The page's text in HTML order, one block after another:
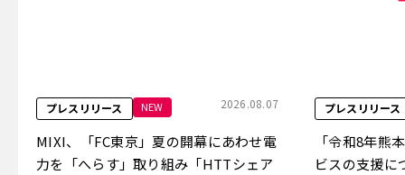
プレスリリース NEW 2026.08.07
MIXI、「FC東京」夏の開幕にあわせ電
力を「へらす」取り組み「HTTシェア
プレスリリース
「令和8年熊
ビスの支援に